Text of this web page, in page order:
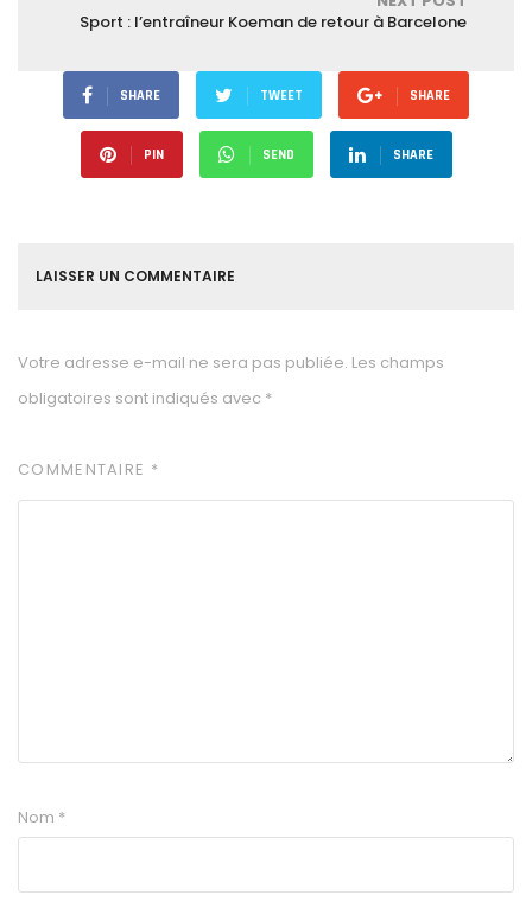
Sport : l’entraîneur Koeman de retour à Barcelone
SHARE TWEET SHARE
PIN SEND SHARE
LAISSER UN COMMENTAIRE
Votre adresse e-mail ne sera pas publiée. Les champs
obligatoires sont indiqués avec *
COMMENTAIRE *
Nom *